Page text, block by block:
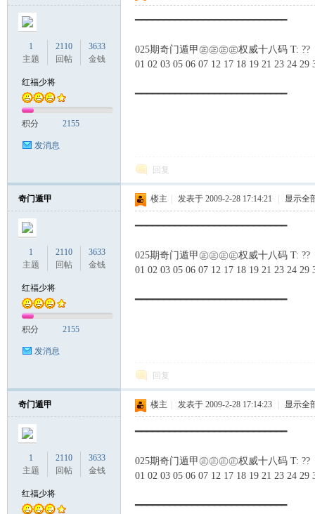
1
主题
2110
回帖
3633
金钱
红福少将
积分 2155
发消息
━━━━━━━━━━━━━━━━━━━━━━━━━━━
025期奇门遁甲㊣㊣㊣㊣权威十八码 T: ??
01 02 03 05 06 07 12 17 18 19 21 23 24 29
━━━━━━━━━━━━━━━━━━━━━━━━━━━
回复
奇门遁甲
1
主题
2110
回帖
3633
金钱
红福少将
积分 2155
发消息
楼主 发表于 2009-2-28 17:14:21 显示全
━━━━━━━━━━━━━━━━━━━━━━━━━━━
025期奇门遁甲㊣㊣㊣㊣权威十八码 T: ??
01 02 03 05 06 07 12 17 18 19 21 23 24 29
━━━━━━━━━━━━━━━━━━━━━━━━━━━
回复
奇门遁甲
1
主题
2110
回帖
3633
金钱
红福少将
楼主 发表于 2009-2-28 17:14:23 显示全
━━━━━━━━━━━━━━━━━━━━━━━━━━━
025期奇门遁甲㊣㊣㊣㊣权威十八码 T: ??
01 02 03 05 06 07 12 17 18 19 21 23 24 29
━━━━━━━━━━━━━━━━━━━━━━━━━━━